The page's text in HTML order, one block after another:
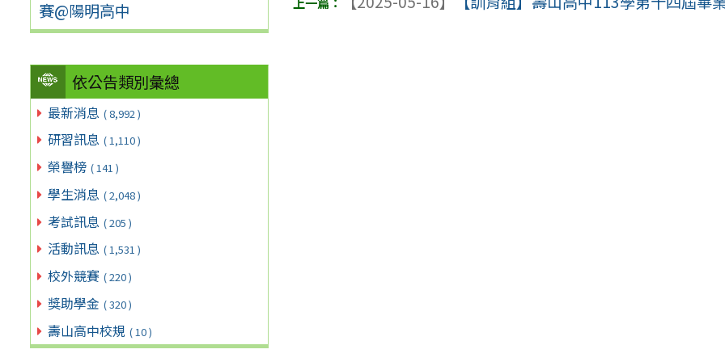
賽@陽明高中
依公告類別彙總
最新消息 ( 8,992 )
研習訊息 ( 1,110 )
榮譽榜 ( 141 )
學生消息 ( 2,048 )
考試訊息 ( 205 )
活動訊息 ( 1,531 )
校外競賽 ( 220 )
獎助學金 ( 320 )
壽山高中校規 ( 10 )